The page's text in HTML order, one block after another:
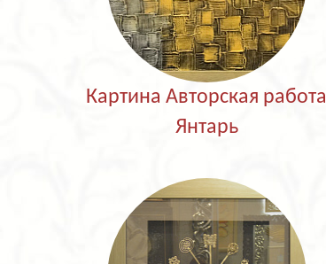
Картина Авторская работа
Янтарь